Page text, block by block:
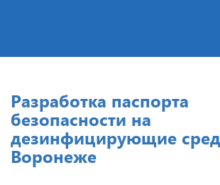
Разработка паспорта
безопасности на
дезинфицирующие
Воронеже